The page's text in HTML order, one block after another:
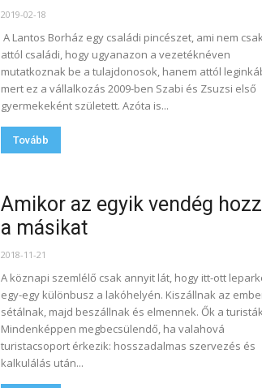
2019-02-18
A Lantos Borház egy családi pincészet, ami nem
attól családi, hogy ugyanazon a vezetéknéven
mutatkoznak be a tulajdonosok, hanem attól
mert ez a vállalkozás 2009-ben Szabi és Zsuzsi első
gyermekeként született. Azóta is...
Tovább
Amikor az egyik vendég
a másikat
2018-11-21
A köznapi szemlélő csak annyit lát, hogy itt-ott
egy-egy különbusz a lakóhelyén. Kiszállnak az
sétálnak, majd beszállnak és elmennek. Ők a
Mindenképpen megbecsülendő, ha valahová
turistacsoport érkezik: hosszadalmas szervezés és
kalkulálás után...